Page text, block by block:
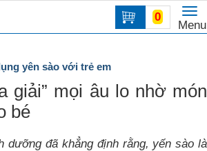
Menu
0
yên sào với trẻ em
giải” mọi âu lo nhờ món
bé
dưỡng đã khẳng định rằng, yến sào là